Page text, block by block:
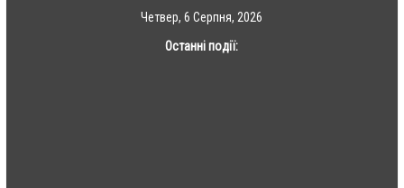
Четвер, 6 Серпня, 2026
Останні події: